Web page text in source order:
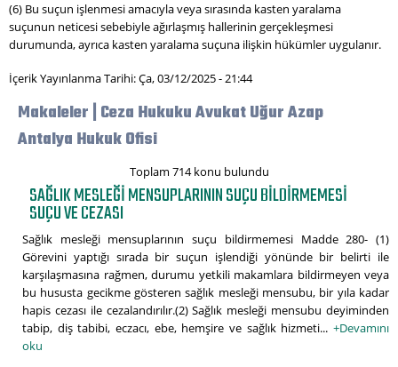
(6) Bu suçun işlenmesi amacıyla veya sırasında kasten yaralama
suçunun neticesi sebebiyle ağırlaşmış hallerinin gerçekleşmesi
durumunda, ayrıca kasten yaralama suçuna ilişkin hükümler uygulanır.
İçerik Yayınlanma Tarihi: Ça, 03/12/2025 - 21:44
Makaleler | Ceza Hukuku Avukat Uğur Azap
Antalya Hukuk Ofisi
Toplam 714 konu bulundu
SAĞLIK MESLEĞI MENSUPLARININ SUÇU BILDIRMEMESI
SUÇU VE CEZASI
Sağlık mesleği mensuplarının suçu bildirmemesi Madde 280- (1)
Görevini yaptığı sırada bir suçun işlendiği yönünde bir belirti ile
karşılaşmasına rağmen, durumu yetkili makamlara bildirmeyen veya
bu hususta gecikme gösteren sağlık mesleği mensubu, bir yıla kadar
hapis cezası ile cezalandırılır.(2) Sağlık mesleği mensubu deyiminden
tabip, diş tabibi, eczacı, ebe, hemşire ve sağlık hizmeti... +Devamını
oku